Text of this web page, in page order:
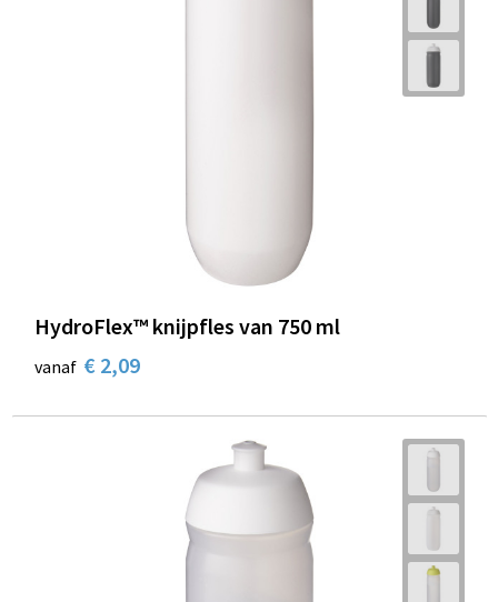
HydroFlex™ knijpfles van 750 ml
vanaf € 2,09